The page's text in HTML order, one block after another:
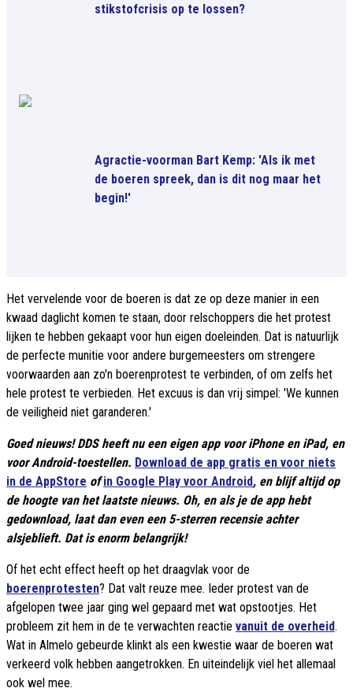
stikstofcrisis op te lossen?
Agractie-voorman Bart Kemp: 'Als ik met
de boeren spreek, dan is dit nog maar het
begin!'
Het vervelende voor de boeren is dat ze op deze manier in een
kwaad daglicht komen te staan, door relschoppers die het protest
lijken te hebben gekaapt voor hun eigen doeleinden. Dat is natuurlijk
de perfecte munitie voor andere burgemeesters om strengere
voorwaarden aan zo'n boerenprotest te verbinden, of om zelfs het
hele protest te verbieden. Het excuus is dan vrij simpel: 'We kunnen
de veiligheid niet garanderen.'
Goed nieuws! DDS heeft nu een eigen app voor iPhone en iPad, en
voor Android-toestellen. Download de app gratis en voor niets
in de AppStore ofin Google Play voor Android, en blijf altijd op
de hoogte van het laatste nieuws. Oh, en als je de app hebt
gedownload, laat dan even een 5-sterren recensie achter
alsjeblieft. Dat is enorm belangrijk!
Of het echt effect heeft op het draagvlak voor de
boerenprotesten? Dat valt reuze mee. Ieder protest van de
afgelopen twee jaar ging wel gepaard met wat opstootjes. Het
probleem zit hem in de te verwachten reactie vanuit de overheid.
Wat in Almelo gebeurde klinkt als een kwestie waar de boeren wat
verkeerd volk hebben aangetrokken. En uiteindelijk viel het allemaal
ook wel mee.